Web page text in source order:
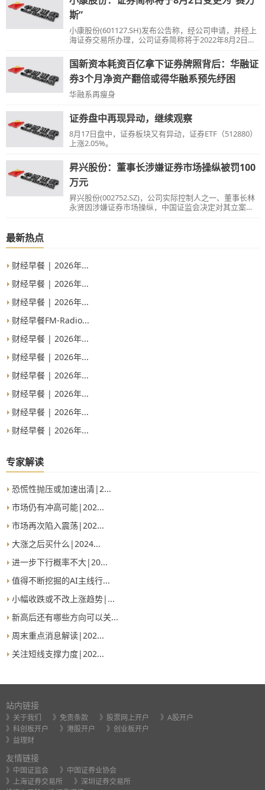
证券等多家证券公司采购。曾经帮助数家公司上市的荣
大科技，这次能否顺利冲刺IPO呢？
斯”
小康股份(601127.SH)发布公告称，经公司申请，并经上
海证券交易所办理，公司证券简称将于2022年8月2日由
国新资本耗资百亿拿下证券牌照背后：华融证
券3个月净资产翻倍或得华融系预先纾困
华融系再瘦身
证券盘中再现异动，继续观察
8月17日盘中，证券板块又有异动，证券ETF（512880）
上涨2.05%。
昇兴股份：董事长涉嫌证券市场操纵被罚100
万元
昇兴股份(002752.SZ)，公司实际控制人之一、董事长林
永贤因涉嫌证券市场操纵，中国证监会决定对其立案调
最新热点
财经早餐 | 2026年...
财经早餐 | 2026年...
财经早餐 | 2026年...
财经早餐FM-Radio...
财经早餐 | 2026年...
财经早餐 | 2026年...
财经早餐 | 2026年...
财经早餐 | 2026年...
财经早餐 | 2026年...
财经早餐 | 2026年...
专家解读
恐慌性抛压或加速出清|2...
市场仍有冲高可能|202...
市场再次陷入震荡|202...
大涨之后买什么|2024...
进一步下行概率不大|20...
值得不断挖掘的AI主线行...
小幅收跌或不改上涨趋势|...
新高后还有哪些方向可以关...
周末重点消息解读|202...
关注短线支撑力度|202...
站内链接
》关于我们 》免责条款 》股票网上开户
》A股开户
》科创板开户
》港股开户
》创业板开户
》益理财
友情链接
》中国证监会
》中国证券业协会
》上海证券交易所
》深圳证券交易所